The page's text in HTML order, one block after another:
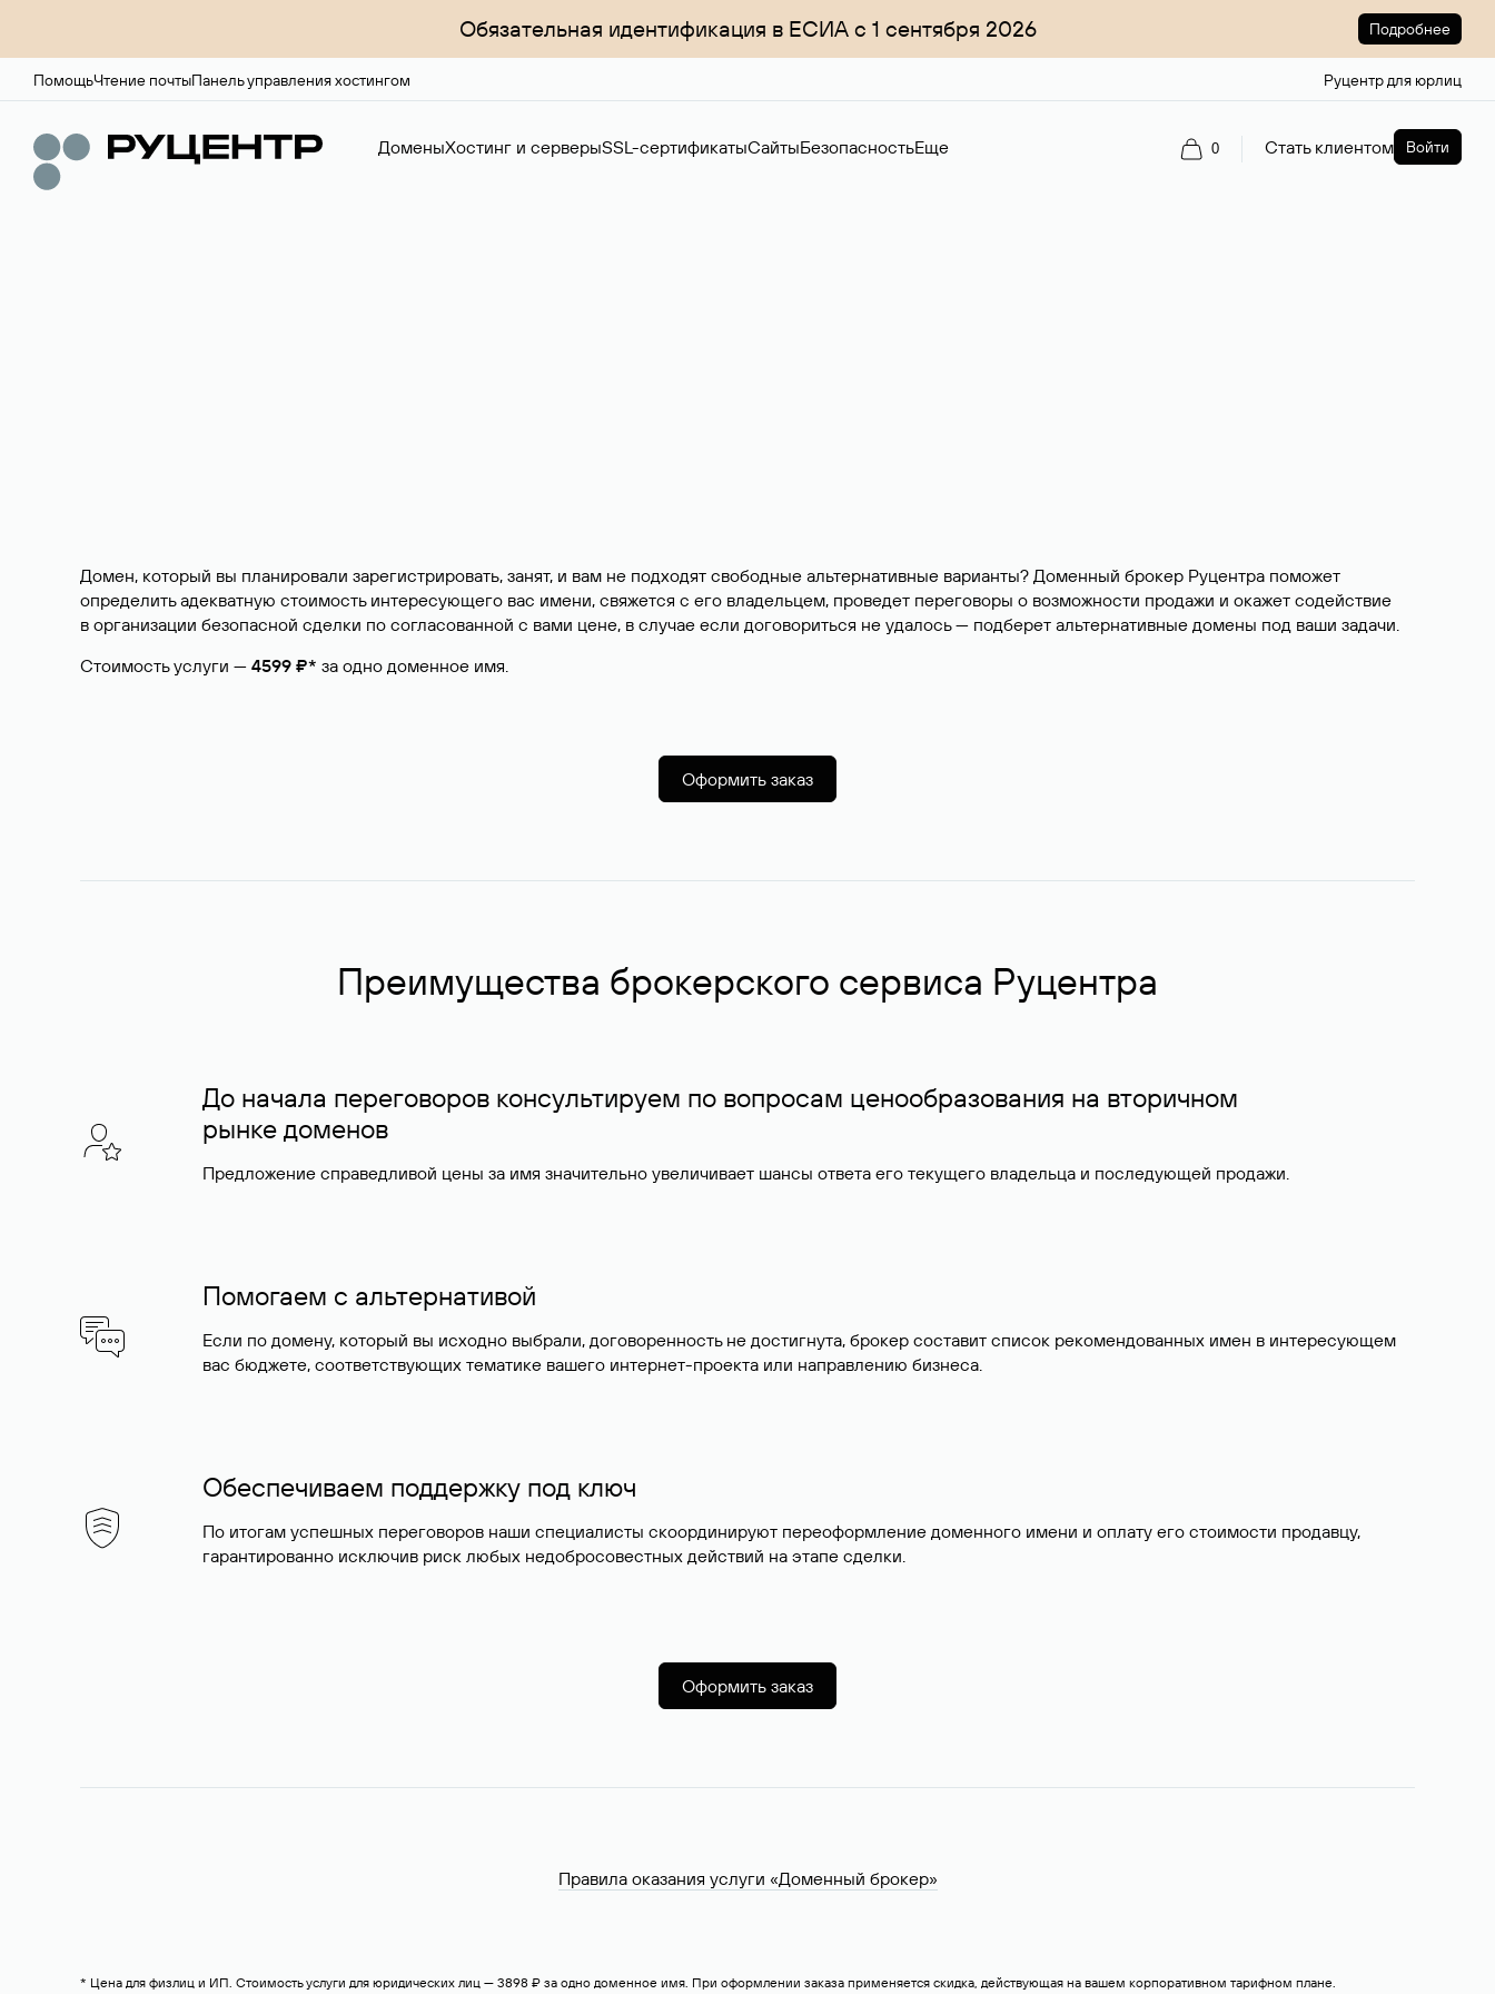
Обязательная идентификация в ЕСИА с 1 сентября 2026 Подробнее
ПомощьЧтение почтыПанель управления хостингом Руцентр для юрлиц
ДоменыХостинг и серверыSSL-сертификатыСайтыБезопасностьЕще 0 Стать клиентом Войти
Домен, который вы планировали зарегистрировать, занят, и вам не подходят свободные альтернативные варианты? Доменный брокер Руцентра поможет
определить адекватную стоимость интересующего вас имени, свяжется с его владельцем, проведет переговоры о возможности продажи и окажет содействие
в организации безопасной сделки по согласованной с вами цене, в случае если договориться не удалось — подберет альтернативные домены под ваши задачи.
Стоимость услуги — 4599 ₽* за одно доменное имя.
Оформить заказ
Преимущества брокерского сервиса Руцентра
До начала переговоров консультируем по вопросам ценообразования на вторичном
рынке доменов
Предложение справедливой цены за имя значительно увеличивает шансы ответа его текущего владельца и последующей продажи.
Помогаем с альтернативой
Если по домену, который вы исходно выбрали, договоренность не достигнута, брокер составит список рекомендованных имен в интересующем
вас бюджете, соответствующих тематике вашего интернет-проекта или направлению бизнеса.
Обеспечиваем поддержку под ключ
По итогам успешных переговоров наши специалисты скоординируют переоформление доменного имени и оплату его стоимости продавцу,
гарантированно исключив риск любых недобросовестных действий на этапе сделки.
Оформить заказ
Правила оказания услуги «Доменный брокер»
* Цена для физлиц и ИП. Стоимость услуги для юридических лиц — 3898 ₽ за одно доменное имя. При оформлении заказа применяется скидка, действующая на вашем корпоративном тарифном плане.